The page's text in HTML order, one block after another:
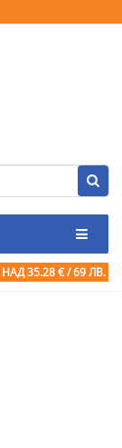
НАД 35.28 € / 69 ЛВ.